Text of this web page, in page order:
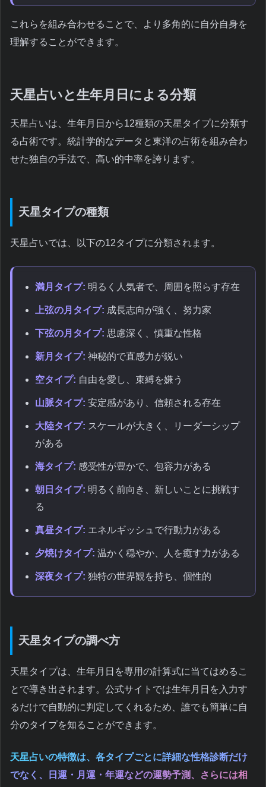
これらを組み合わせることで、より多角的に自分自身を
理解することができます。
天星占いと生年月日による分類
天星占いは、生年月日から12種類の天星タイプに分類す
る占術です。統計学的なデータと東洋の占術を組み合わ
せた独自の手法で、高い的中率を誇ります。
天星タイプの種類
天星占いでは、以下の12タイプに分類されます。
満月タイプ: 明るく人気者で、周囲を照らす存在
上弦の月タイプ: 成長志向が強く、努力家
下弦の月タイプ: 思慮深く、慎重な性格
新月タイプ: 神秘的で直感力が鋭い
空タイプ: 自由を愛し、束縛を嫌う
山脈タイプ: 安定感があり、信頼される存在
大陸タイプ: スケールが大きく、リーダーシップ
がある
海タイプ: 感受性が豊かで、包容力がある
朝日タイプ: 明るく前向き、新しいことに挑戦す
る
真昼タイプ: エネルギッシュで行動力がある
夕焼けタイプ: 温かく穏やか、人を癒す力がある
深夜タイプ: 独特の世界観を持ち、個性的
天星タイプの調べ方
天星タイプは、生年月日を専用の計算式に当てはめるこ
とで導き出されます。公式サイトでは生年月日を入力す
るだけで自動的に判定してくれるため、誰でも簡単に自
分のタイプを知ることができます。
天星占いの特徴は、各タイプごとに詳細な性格診断だけ
でなく、日運・月運・年運などの運勢予測、さらには相